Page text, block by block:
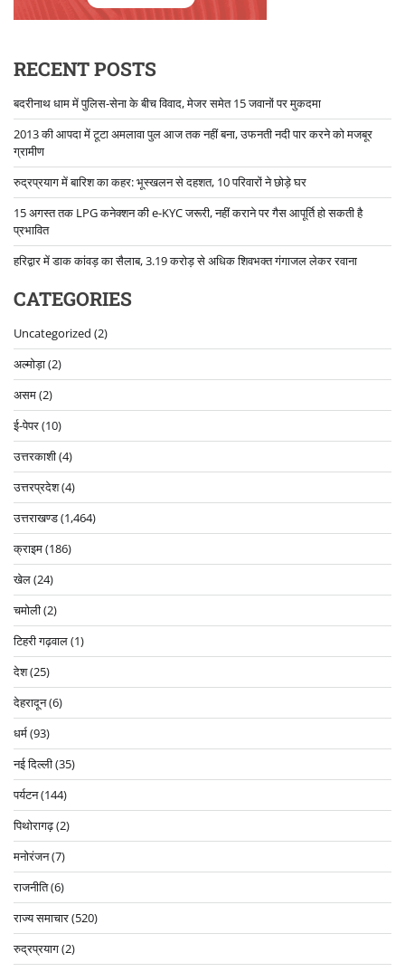
RECENT POSTS
बदरीनाथ धाम में पुलिस-सेना के बीच विवाद, मेजर समेत 15 जवानों पर मुकदमा
2013 की आपदा में टूटा अमलावा पुल आज तक नहीं बना, उफनती नदी पार करने को मजबूर
ग्रामीण
रुद्रप्रयाग में बारिश का कहर: भूस्खलन से दहशत, 10 परिवारों ने छोड़े घर
15 अगस्त तक LPG कनेक्शन की e-KYC जरूरी, नहीं कराने पर गैस आपूर्ति हो सकती है
प्रभावित
हरिद्वार में डाक कांवड़ का सैलाब, 3.19 करोड़ से अधिक शिवभक्त गंगाजल लेकर रवाना
CATEGORIES
Uncategorized (2)
अल्मोड़ा(2)
असम(2)
ई-पेपर(10)
उत्तरकाशी(4)
उत्तरप्रदेश(4)
उत्तराखण्ड(1,464)
क्राइम(186)
खेल(24)
चमोली(2)
टिहरी गढ़वाल(1)
देश(25)
देहरादून(6)
धर्म(93)
नई दिल्ली(35)
पर्यटन(144)
पिथोरागढ़(2)
मनोरंजन(7)
राजनीति(6)
राज्य समाचार(520)
रुद्रप्रयाग(2)